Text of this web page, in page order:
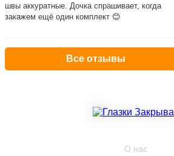
швы аккуратные. Дочка спрашивает, когда
закажем ещё один комплект 😊
Все отзывы
О нас